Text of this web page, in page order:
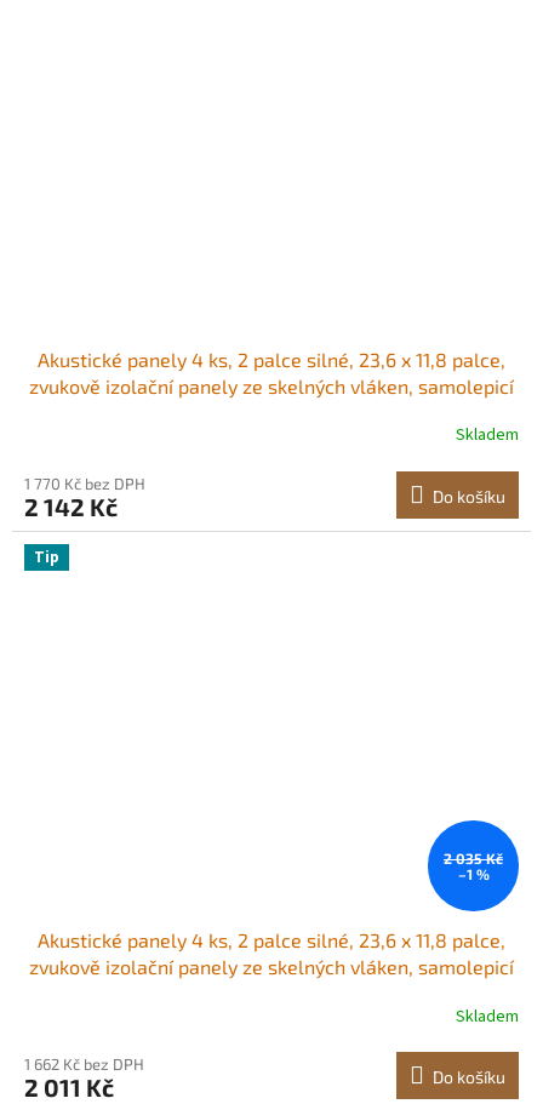
Akustické panely 4 ks, 2 palce silné, 23,6 x 11,8 palce,
zvukově izolační panely ze skelných vláken, samolepicí
domácí kina, zasedací místnosti, velbloudí barvaSkladem
1 770 Kč bez DPH
2 142 Kč Do košíku
Tip
2 035 Kč
–1 %
Akustické panely 4 ks, 2 palce silné, 23,6 x 11,8 palce,
zvukově izolační panely ze skelných vláken, samolepicí
Skladem
1 662 Kč bez DPH
2 011 Kč Do košíku